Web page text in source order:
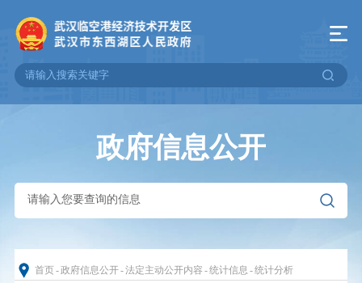
政府信息公开
首页-政府信息公开-法定主动公开内容 -统计信息 -统计分析